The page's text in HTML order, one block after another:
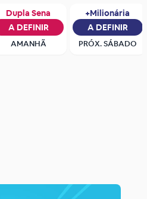
Dupla Sena
A DEFINIR
AMANHÃ
+Milionária
A DEFINIR
PRÓX. SÁBADO